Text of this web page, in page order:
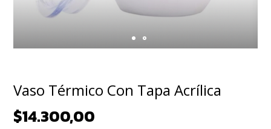
Vaso Térmico Con Tapa Acrílica
$14.300,00